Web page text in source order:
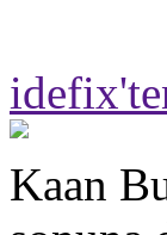
Kaan